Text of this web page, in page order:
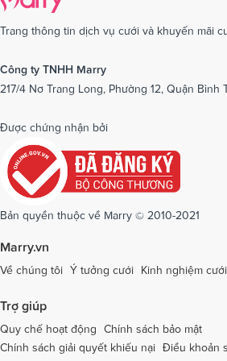
Dịch vụ cưới tại Nam Định Dịch vụ
Dịch vụ cưới tại Phú Yên Dịch vụ
Dịch vụ cưới tại Quảng Bình
Dịch vụ cưới tại Quảng Ngãi
Dịch vụ cưới tại Quảng Ninh
Dịch vụ cưới tại Sóc Trăng Dịch vụ
Dịch vụ cưới tại Thái Bình Dịch vụ
Dịch vụ cưới tại Thừa Thiên - Huế
Dịch vụ cưới tại An Giang Dịch vụ
Dịch vụ cưới tại Tuyên Quang Dịch vụ
Trang thông tin dịch vụ cưới và khuyến mãi
Công ty TNHH Marry
217/4 Nơ Trang Long, Phường 12, Quận Bình
Được chứng nhận bởi
Bản quyền thuộc về Marry © 2010-2021
Marry.vn
Về chúng tôi Ý tưởng cưới Kinh nghiệm cưới
Trợ giúp
Quy chế hoạt động
Chính sách bảo mật
Chính sách giải quyết khiếu nại Điều khoản